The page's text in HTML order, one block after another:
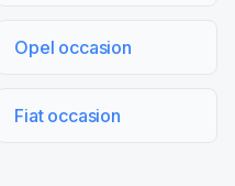
Opel occasion
Fiat occasion